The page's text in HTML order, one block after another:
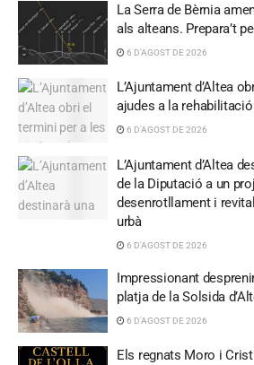
La Serra de Bèrnia
als alteans. Prepara’t
6 D'AGOST DE 2026
L’Ajuntament d’Altea
ajudes a la
6 D'AGOST DE 2026
L’Ajuntament d’Altea
de la Diputació a un
desenrotllament i
urbà
6 D'AGOST DE 2026
Impressionant
platja de la Solsida
6 D'AGOST DE 2026
Els regnats Moro i